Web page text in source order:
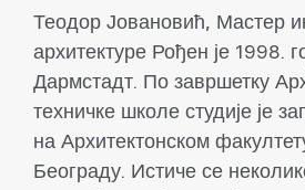
Теодор Јовановић, Мастер
архитектуре Рођен је 1998.
Дармстадт. По завршетку
техничке школе студије је
на Архитектонском
Београду. Истиче се